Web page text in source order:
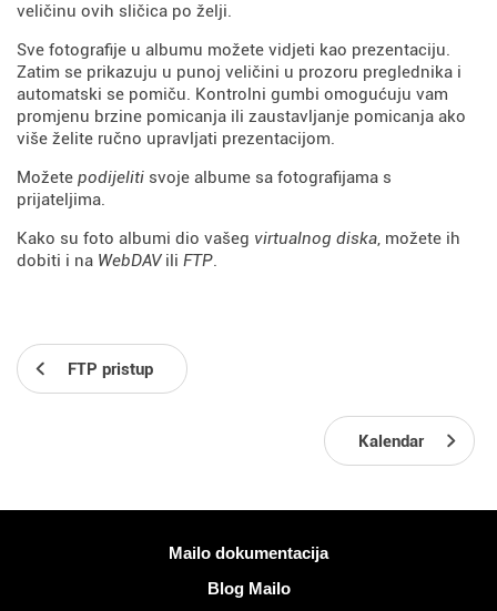
veličinu ovih sličica po želji.
Sve fotografije u albumu možete vidjeti kao prezentaciju.
Zatim se prikazuju u punoj veličini u prozoru preglednika i
automatski se pomiču. Kontrolni gumbi omogućuju vam
promjenu brzine pomicanja ili zaustavljanje pomicanja ako
više želite ručno upravljati prezentacijom.
Možete podijeliti svoje albume sa fotografijama s
prijateljima.
Kako su foto albumi dio vašeg virtualnog diska, možete ih
dobiti i na WebDAVili FTP.
FTP pristup
Kalendar
Mailo dokumentacija
Blog Mailo